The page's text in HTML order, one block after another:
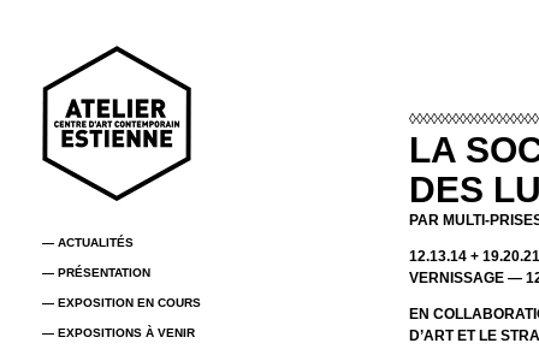
— ACTUALITÉS
— PRÉSENTATION
— EXPOSITION EN COURS
— EXPOSITIONS À VENIR
LA
DES
PAR MULTI-
12.13.14 +
VERNISSAGE —
EN
D’ART ET LE